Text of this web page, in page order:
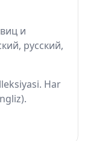
и
русский,
Har